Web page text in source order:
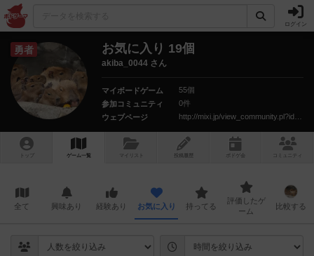
ログイン
勇者 お気に入り 19個
akiba_0044 さん
マイボードゲーム
55個
参加コミュニティ
0件
ウェブページ
トップ ゲーム一覧 マイリスト 投稿履歴 ボ ドゲ コミュニティ
全て 興味あり 経験あり お気に入り 持ってる
評価したゲ
ーム
比較する